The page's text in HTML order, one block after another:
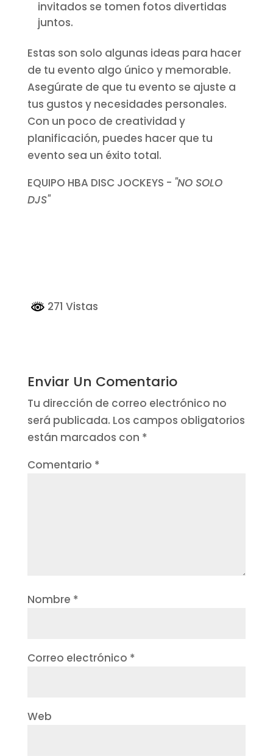
invitados se tomen fotos divertidas
juntos.
Estas son solo algunas ideas para hacer
de tu evento algo único y memorable.
Asegúrate de que tu evento se ajuste a
tus gustos y necesidades personales.
Con un poco de creatividad y
planificación, puedes hacer que tu
evento sea un éxito total.
EQUIPO HBA DISC JOCKEYS - "NO SOLO
DJS"
271 Vistas
Enviar Un Comentario
Tu dirección de correo electrónico no
será publicada. Los campos obligatorios
están marcados con *
Comentario *
Nombre *
Correo electrónico *
Web